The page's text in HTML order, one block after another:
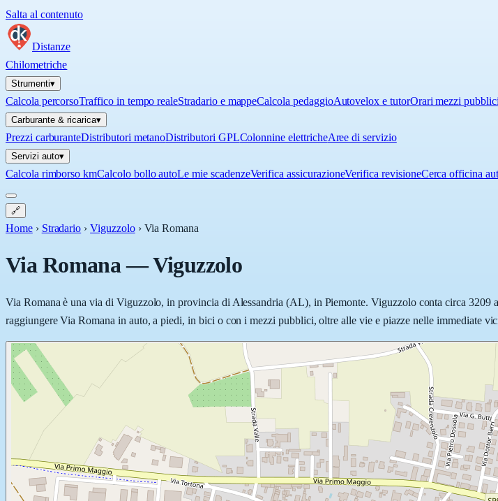
Salta al contenuto
Distanze
Chilometriche
Strumenti▾
Calcola percorsoTraffico in tempo realeStradario e mappeCalcola pedaggioAutovelox e tutorOrari mezzi pubblici
Carburante & ricarica▾
Prezzi carburanteDistributori metanoDistributori GPLColonnine elettricheAree di servizio
Servizi auto▾
Calcola rimborso kmCalcolo bollo autoLe mie scadenzeVerifica assicurazioneVerifica revisioneCerca officina
🔗
Home › Stradario › Viguzzolo › Via Romana
Via Romana—Viguzzolo
Via Romana è una via di Viguzzolo, in provincia di Alessandria (AL), in Piemonte. Viguzzolo conta circa
raggiungere Via Romana in auto, a piedi, in bici o con i mezzi pubblici, oltre alle vie e piazze nelle immediate